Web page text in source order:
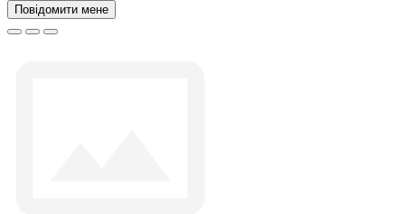
Повідомити мене